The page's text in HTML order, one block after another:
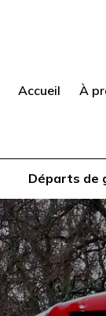
Accueil À
Départs de